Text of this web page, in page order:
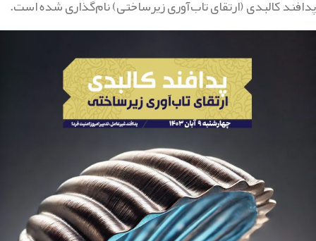
پدافند کالبدی (ارتقای تاب‌آوری زیرساختی) نام‌گذاری شده است.